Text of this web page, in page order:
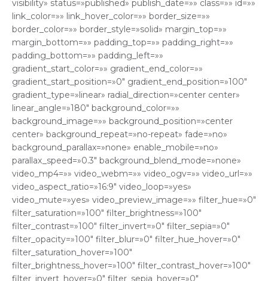
visibility» status=»published» publish_date=»» class=»» id=»»
link_color=»» link_hover_color=»» border_size=»»
border_color=»» border_style=»solid» margin_top=»»
margin_bottom=»» padding_top=»» padding_right=»»
padding_bottom=»» padding_left=»»
gradient_start_color=»» gradient_end_color=»»
gradient_start_position=»0″ gradient_end_position=»100″
gradient_type=»linear» radial_direction=»center center»
linear_angle=»180″ background_color=»»
background_image=»» background_position=»center
center» background_repeat=»no-repeat» fade=»no»
background_parallax=»none» enable_mobile=»no»
parallax_speed=»0.3″ background_blend_mode=»none»
video_mp4=»» video_webm=»» video_ogv=»» video_url=»»
video_aspect_ratio=»16:9″ video_loop=»yes»
video_mute=»yes» video_preview_image=»» filter_hue=»0″
filter_saturation=»100″ filter_brightness=»100″
filter_contrast=»100″ filter_invert=»0″ filter_sepia=»0″
filter_opacity=»100″ filter_blur=»0″ filter_hue_hover=»0″
filter_saturation_hover=»100″
filter_brightness_hover=»100″ filter_contrast_hover=»100″